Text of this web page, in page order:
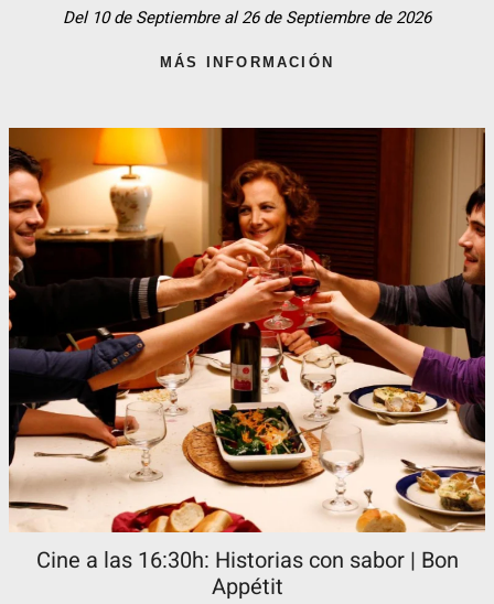
Del 10 de Septiembre al 26 de Septiembre de 2026
MÁS INFORMACIÓN
Cine a las 16:30h: Historias con sabor | Bon
Appétit